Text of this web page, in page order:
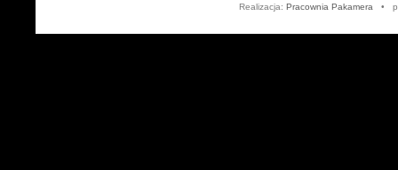
Realizacja: Pracownia Pakamera •